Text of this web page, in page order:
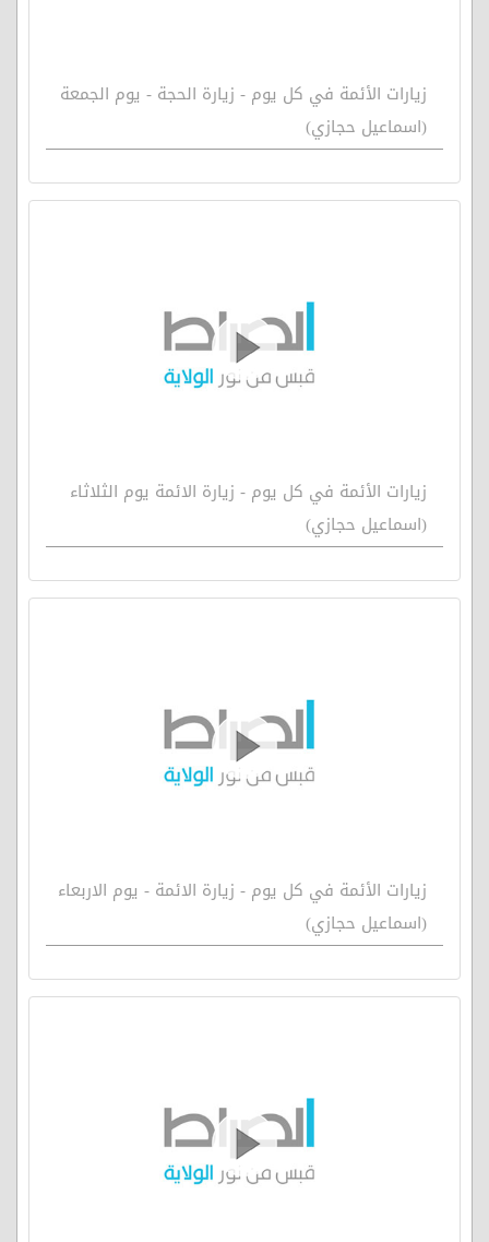
زيارات الأئمة في كل يوم - زيارة الحجة - يوم الجمعة
(اسماعيل حجازي)
زيارات الأئمة في كل يوم - زيارة الائمة يوم الثلاثاء
(اسماعيل حجازي)
زيارات الأئمة في كل يوم - زيارة الائمة - يوم الاربعاء
(اسماعيل حجازي)